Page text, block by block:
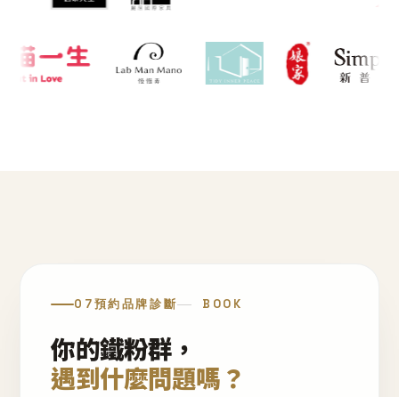
07預約品牌診斷 BOOK
你的鐵粉群，
遇到什麼問題嗎？